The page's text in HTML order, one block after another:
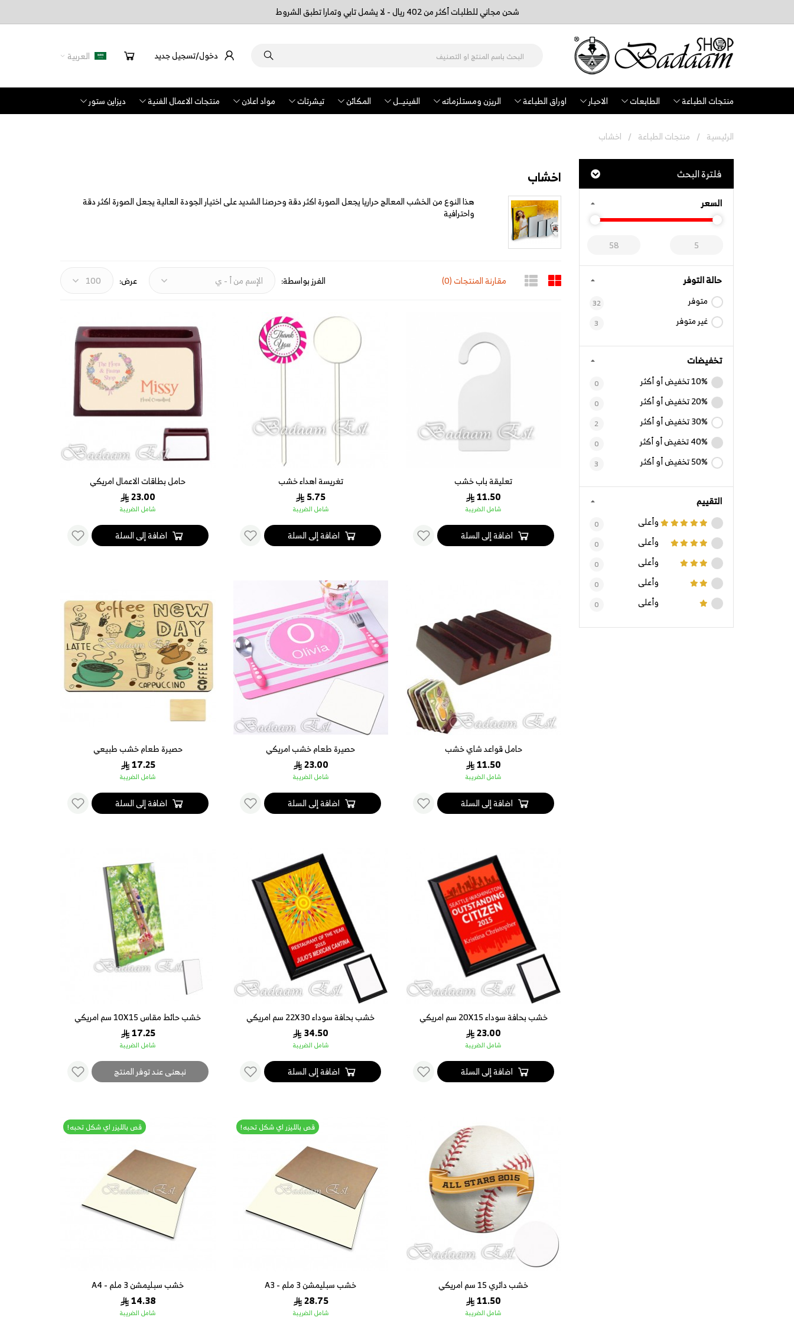
شحن مجاني للطلبات أكثر من 402 ريال - لا يشمل تابي وتمارا تطبق الشروط
دخول/تسجيل جديد العربية
منتجات الطباعة الطابعات الاحبار اوراق الطباعة الريزن ومستلزماته الفينيــل المكائن تيشرتات مواد اعلان منتجات الاعمال الفنية ديزاين ستور
الرئيسية منتجات الطباعة اخشاب
فلترة البحث
السعر
حالة التوفر
متوفر 32
غير متوفر 3
تخفيضات
0
0
2
0
3
التقييم
وأعلى 0
وأعلى 0
وأعلى 0
وأعلى 0
وأعلى 0
اخشاب
هذا النوع من الخشب المعالج حراريا يجعل الصورة اكثر دقة وحرصنا الشديد على اختيار الجودة العالية يجعل الصورة اكثر دقة
واحترافية
مقارنة المنتجات (0) الفرز بواسطة: عرض:
تعليقة باب خشب
11.50
شامل الضريبة
اضافة إلى السلة
تغريسة اهداء خشب
5.75
شامل الضريبة
اضافة إلى السلة
حامل بطاقات الاعمال امريكي
23.00
شامل الضريبة
اضافة إلى السلة
حامل قواعد شاي خشب
11.50
شامل الضريبة
اضافة إلى السلة
حصيرة طعام خشب امريكي
23.00
شامل الضريبة
اضافة إلى السلة
حصيرة طعام خشب طبيعي
17.25
شامل الضريبة
اضافة إلى السلة
خشب بحافة سوداء 20X15 سم امريكي
23.00
شامل الضريبة
اضافة إلى السلة
خشب بحافة سوداء 22X30 سم امريكي
34.50
شامل الضريبة
اضافة إلى السلة
خشب حائط مقاس 10X15 سم امريكي
17.25
شامل الضريبة
نبهنى عند توفر المنتج
خشب دائري 15 سم امريكي
11.50
شامل الضريبة
قص بالليزر اي شكل تحبه!
خشب سبليمشن 3 ملم - A3
28.75
شامل الضريبة
قص بالليزر اي شكل تحبه!
خشب سبليمشن 3 ملم - A4
14.38
شامل الضريبة